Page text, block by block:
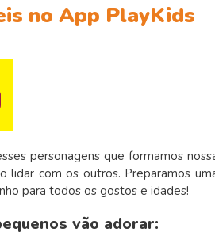
no App PlayKids
personagens que formamos
lidar com os outros. Preparamos
para todos os gostos e idades!
vão adorar: